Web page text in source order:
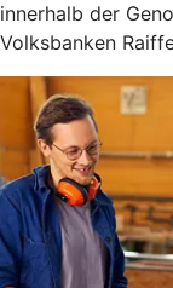
innerhalb der
Volksbanken